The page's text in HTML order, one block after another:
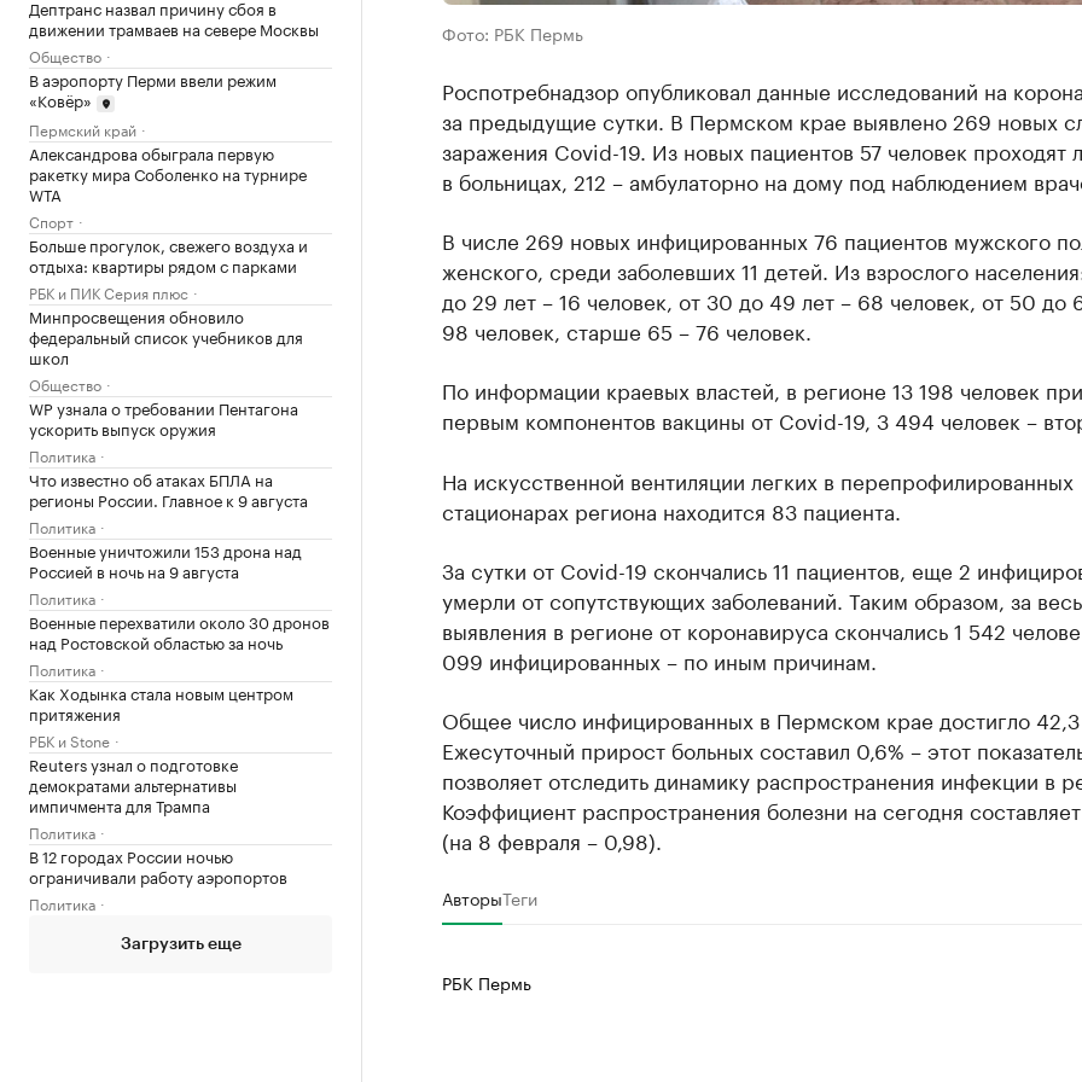
Дептранс назвал причину сбоя в
движении трамваев на севере Москвы
Общество
В аэропорту Перми ввели режим
«Ковёр»
Пермский край
Александрова обыграла первую
ракетку мира Соболенко на турнире
WTA
Спорт
Больше прогулок, свежего воздуха и
отдыха: квартиры рядом с парками
РБК и ПИК Серия плюс
Минпросвещения обновило
федеральный список учебников для
школ
Общество
WP узнала о требовании Пентагона
ускорить выпуск оружия
Политика
Что известно об атаках БПЛА на
регионы России. Главное к 9 августа
Политика
Военные уничтожили 153 дрона над
Россией в ночь на 9 августа
Политика
Военные перехватили около 30 дронов
над Ростовской областью за ночь
Политика
Как Ходынка стала новым центром
притяжения
РБК и Stone
Reuters узнал о подготовке
демократами альтернативы
импичмента для Трампа
Политика
В 12 городах России ночью
ограничивали работу аэропортов
Политика
Загрузить еще
Фото: РБК Пермь
Роспотребнадзор опубликовал данные исследований на
за предыдущие сутки. В Пермском крае выявлено 269 новых
заражения Covid-19. Из новых пациентов 57 человек проходят
в больницах, 212 – амбулаторно на дому под наблюдением
В числе 269 новых инфицированных 76 пациентов мужского
женского, среди заболевших 11 детей. Из взрослого
до 29 лет – 16 человек, от 30 до 49 лет – 68 человек, от 50 до
98 человек, старше 65 – 76 человек.
По информации краевых властей, в регионе 13 198 человек
первым компонентов вакцины от Covid-19, 3 494 человек –
На искусственной вентиляции легких в перепрофилированных
стационарах региона находится 83 пациента.
За сутки от Covid-19 скончались 11 пациентов, еще 2
умерли от сопутствующих заболеваний. Таким образом, за
выявления в регионе от коронавируса скончались 1 542
099 инфицированных – по иным причинам.
Общее число инфицированных в Пермском крае достигло
Ежесуточный прирост больных составил 0,6% – этот
позволяет отследить динамику распространения инфекции в
Коэффициент распространения болезни на сегодня
(на 8 февраля – 0,98).
АвторыТеги
РБК Пермь